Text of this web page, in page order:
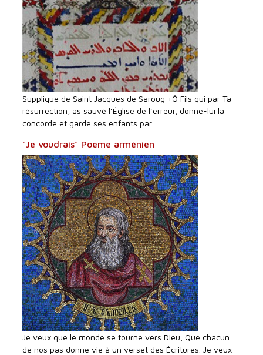
Supplique de Saint Jacques de Saroug +Ô Fils qui par Ta
résurrection, as sauvé l’Église de l’erreur, donne-lui la
concorde et garde ses enfants par...
"Je voudrais" Poème arménien
Je veux que le monde se tourne vers Dieu, Que chacun
de nos pas donne vie à un verset des Écritures. Je veux